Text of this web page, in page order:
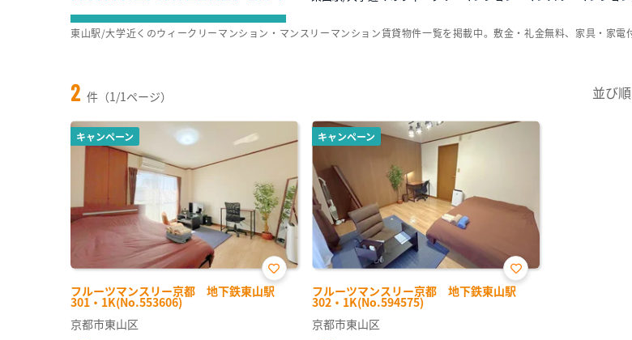
2 件（1/1ページ） 並び順
キャンペーン
フルーツマンスリー京都 地下鉄東山駅
301・1K(No.553606)
お気
に入
京都市東山区
キャンペーン
フルーツマンスリー京都 地下鉄東山駅
302・1K(No.594575)
お気
に入
京都市東山区
東山駅/大学近くのウィークリーマンション・マンスリーマンション賃貸物件一覧を掲載中。敷金・礼金無料、家具・家電